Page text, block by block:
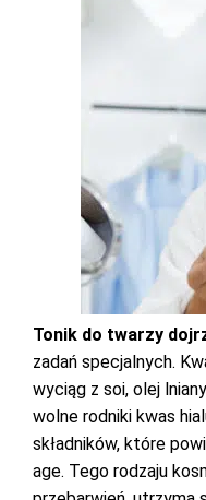
Tonik do twarzy
zadań specjalnych.
wyciąg z soi, olej
wolne rodniki kwas
składników, które
age. Tego rodzaju